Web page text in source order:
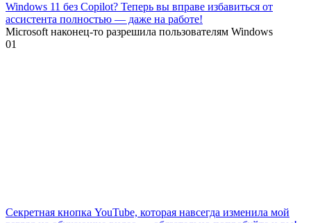
Windows 11 без Copilot? Теперь вы вправе избавиться от
ассистента полностью — даже на работе!
Microsoft наконец-то разрешила пользователям Windows
01
Секретная кнопка YouTube, которая навсегда изменила мой